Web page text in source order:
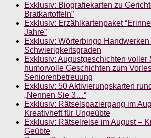
Exklusiv: Biografiekarten zu
Bratkartoffeln”
Exklusiv: Erzählkartenpaket
Jahre”
Exklusiv: Wörterbingo
Schwierigkeitsgraden
Exklusiv: Augustgeschichten voller
humorvolle Geschichten zum
Seniorenbetreuung
Exklusiv: 50 Aktivierungskarten
„Nennen Sie 3…“
Exklusiv: Rätselspaziergang im
Kreativheft für Ungeübte
Exklusiv: Rätselreise im August –
Geübte